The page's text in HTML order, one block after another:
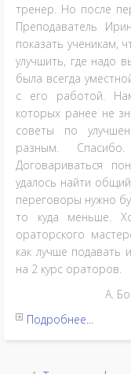
тренер. Но после
Преподаватель
показать ученикам,
улучшить, где надо
была всегда
с его работой.
которых ранее не
советы по
разным.
Договариваться
удалось найти
переговоры нужно
то куда меньше.
ораторского
как лучше
на 2 курс ораторов.
А.
Подробнее...